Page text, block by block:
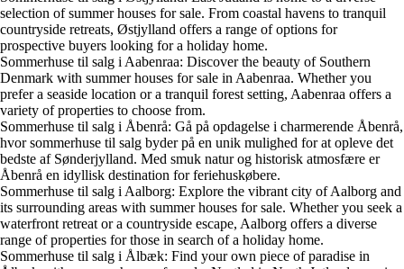
selection of summer houses for sale. From coastal havens to tranquil
countryside retreats, Østjylland offers a range of options for
prospective buyers looking for a holiday home.
Sommerhuse til salg i Aabenraa: Discover the beauty of Southern
Denmark with summer houses for sale in Aabenraa. Whether you
prefer a seaside location or a tranquil forest setting, Aabenraa offers a
variety of properties to choose from.
Sommerhuse til salg i Åbenrå: Gå på opdagelse i charmerende Åbenrå,
hvor sommerhuse til salg byder på en unik mulighed for at opleve det
bedste af Sønderjylland. Med smuk natur og historisk atmosfære er
Åbenrå en idyllisk destination for feriehuskøbere.
Sommerhuse til salg i Aalborg: Explore the vibrant city of Aalborg and
its surrounding areas with summer houses for sale. Whether you seek a
waterfront retreat or a countryside escape, Aalborg offers a diverse
range of properties for those in search of a holiday home.
Sommerhuse til salg i Ålbæk: Find your own piece of paradise in